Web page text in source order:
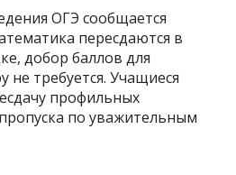
ОГЭ сообщается
пересдаются в
добор баллов для
не требуется. Учащиеся
профильных
по уважительным